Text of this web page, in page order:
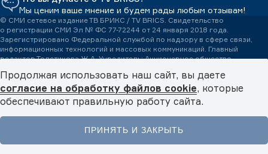
Главная Новости Видео Подкасты Меню
Мы ценим ваше мнение и будем рады любым отзывам!
© СМИ сетевое издание ТВ БРИКС / TV BRICS. Свидетельство
о регистрации СМИ Эл № ФС 77-72244 от 24 января 2018 года.
Зарегистрировано Федеральной службой по надзору в сфере связи,
информационных технологий и массовых коммуникаций. Главный
редактор Толстикова Ж.А. Учредитель: Акционерное общество
Телефон редакции:+7 (499) 642-53-04.Все права на любые материалы,
опубликованные на сайте, защищены в соответствии с российским
и международным законодательством об авторском праве и смежных
правах. Любое использование текстовых, фото, аудио
и видеоматериалов возможно только с обязательной гиперссылкой
Международная медиасеть TV BRICS – пространство медиадипломатии.
Продолжая использовать наш сайт, вы даете
согласие на обработку файлов cookie, которые
обеспечивают правильную работу сайта.
ПРИНЯТЬ И ЗАКРЫТЬ